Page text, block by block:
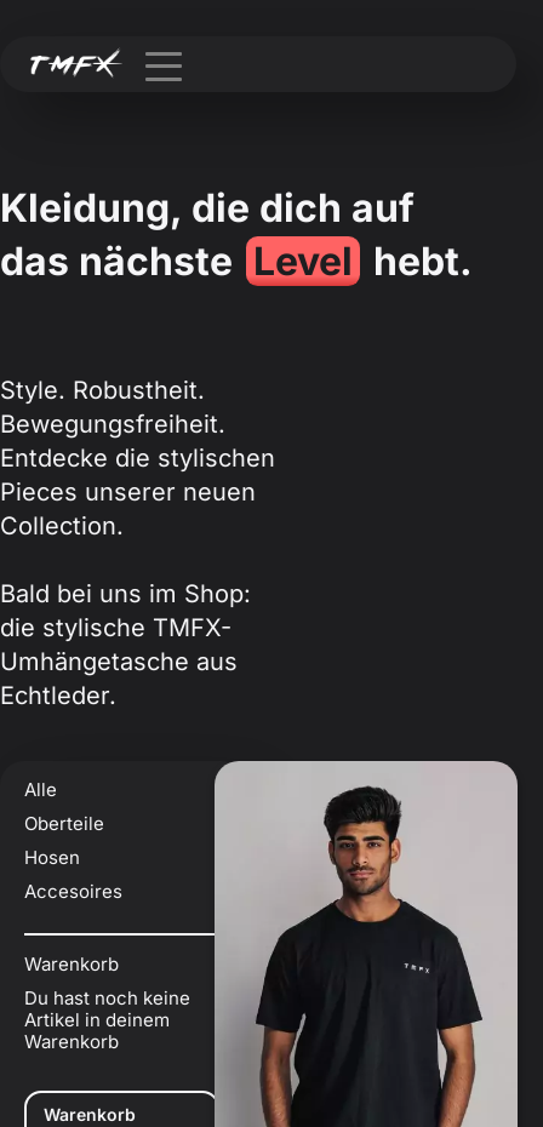
Kleidung, die dich auf
das nächste Level hebt.
Style. Robustheit.
Bewegungsfreiheit.
Entdecke die stylischen
Pieces unserer neuen
Collection.
Bald bei uns im Shop:
die stylische TMFX-
Umhängetasche aus
Echtleder.
Alle
Oberteile
Hosen
Accesoires
Warenkorb
Du hast noch keine
Artikel in deinem
Warenkorb
Warenkorb